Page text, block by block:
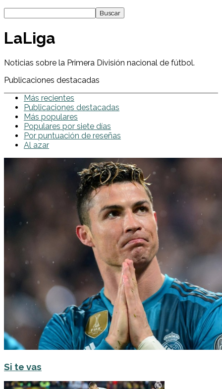
LaLiga
Noticias sobre la Primera División nacional de fútbol.
Publicaciones destacadas
Más recientes
Publicaciones destacadas
Más populares
Populares por siete días
Por puntuación de reseñas
Al azar
Si te vas